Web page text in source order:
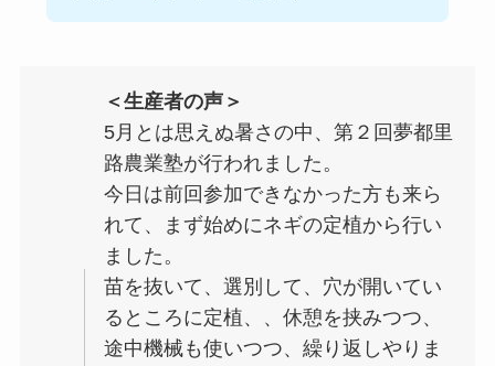
＜生産者の声＞
5月とは思えぬ暑さの中、第２回夢都里
路農業塾が行われました。
今日は前回参加できなかった方も来ら
れて、まず始めにネギの定植から行い
ました。
苗を抜いて、選別して、穴が開いてい
るところに定植、、休憩を挟みつつ、
途中機械も使いつつ、繰り返しやりま